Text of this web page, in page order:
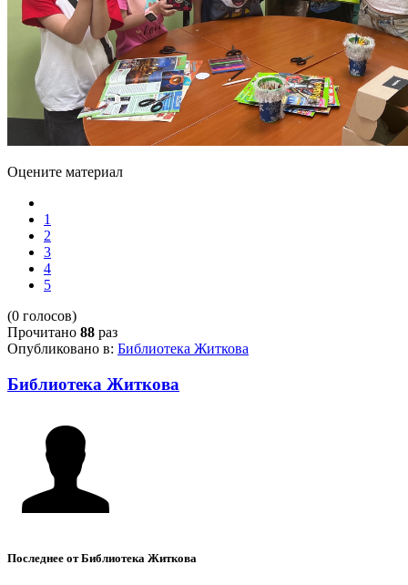
Оцените материал
1
2
3
4
5
(0 голосов)
Прочитано 88 раз
Опубликовано в: Библиотека Житкова
Библиотека Житкова
Последнее от Библиотека Житкова